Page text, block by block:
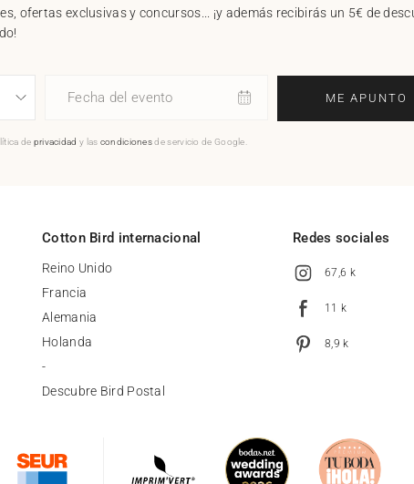
ofertas exclusivas y concursos... ¡y además recibirás un 5€ de
Fecha del evento ME APUNTO
de privacidad y las condicionesde servicio de Google.
Cotton Bird internacional
Reino Unido
Francia
Alemania
Holanda
-
Descubre Bird Postal
Redes sociales
67,6 k
11 k
8,9 k